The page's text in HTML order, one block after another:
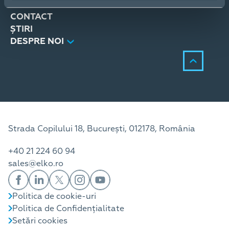
SERVICII
CONTACT
ȘTIRI
DESPRE NOI
Strada Copilului 18, București, 012178, România
+40 21 224 60 94
sales@elko.ro
Politica de cookie-uri
Politica de Confidențialitate
Setări cookies